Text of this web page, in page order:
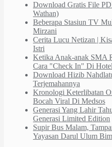
Download Gratis File
Wathan)
Beberapa Stasiun TV
Mirzani
Cerita Lucu Netizan |
Istri
Ketika Anak-anak SMA
Cara "Check In" Di Hotel
Download Hizib
Terjemahannya
Kronologi Keterlibatan
Bocah Viral Di Medsos
Generasi Yang Lahir
Generasi Limited Edition
Supir Bus Malam,
Yayasan Darul Ulum